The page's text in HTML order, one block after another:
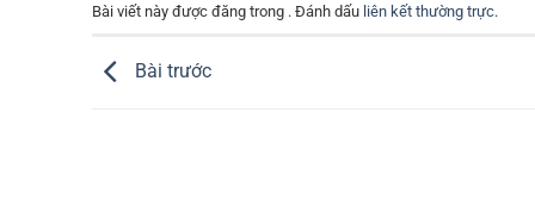
Bài viết này được đăng trong . Đánh dấu liên kết thường trực.
Bài trước